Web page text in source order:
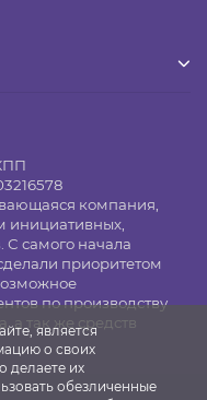
является
о своих
делаете их
обезличенные
компания,
инициативных,
С самого начала
приоритетом
по производству
а так же средств